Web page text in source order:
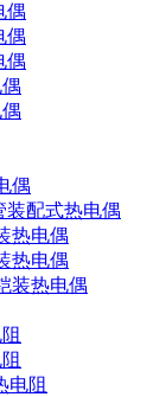
偶
偶
偶
偶
装配式热电偶
热电偶
热电偶
装热电偶
电阻